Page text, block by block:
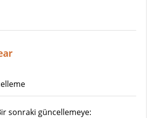
sonraki güncellemeye: